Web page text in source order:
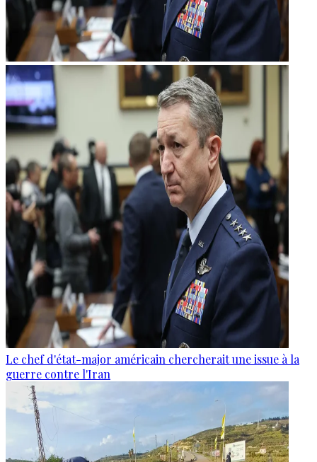
Le chef d'état-major américain chercherait une issue à la
guerre contre l'Iran